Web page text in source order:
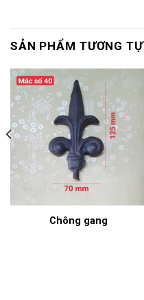
SẢN PHẨM TƯƠNG TỰ
Chông gang